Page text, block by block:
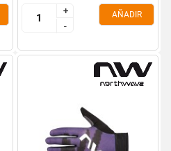
+
-
+
-
AÑADIR